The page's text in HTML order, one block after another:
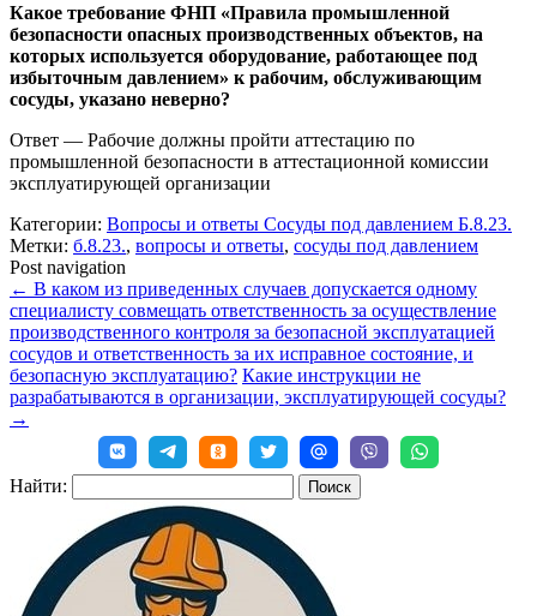
Какое требование ФНП «Правила промышленной
безопасности опасных производственных объектов, на
которых используется оборудование, работающее под
избыточным давлением» к рабочим, обслуживающим
сосуды, указано неверно?
Ответ — Рабочие должны пройти аттестацию по
промышленной безопасности в аттестационной комиссии
эксплуатирующей организации
Категории: Вопросы и ответы Сосуды под давлением Б.8.23.
Метки: б.8.23., вопросы и ответы, сосуды под давлением
Post navigation
← В каком из приведенных случаев допускается одному
специалисту совмещать ответственность за осуществление
производственного контроля за безопасной эксплуатацией
сосудов и ответственность за их исправное состояние, и
безопасную эксплуатацию? Какие инструкции не
разрабатываются в организации, эксплуатирующей сосуды?
→
Найти: